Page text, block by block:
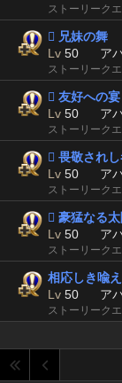
ストーリーク
 兄妹の舞
Lv 50 ア
ストーリーク
 友好への宴
Lv 50 ア
ストーリーク
 畏敬され
Lv 50 ア
ストーリーク
 豪猛なる
Lv 50 ア
ストーリーク
相応しき喩え
Lv 50 ア
ストーリーク